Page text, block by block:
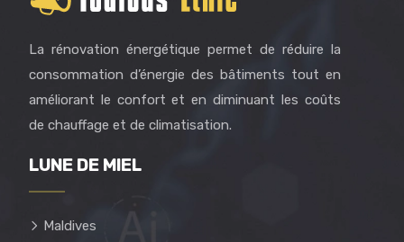
La rénovation énergétique permet de réduire la
consommation d’énergie des bâtiments tout en
améliorant le confort et en diminuant les coûts
de chauffage et de climatisation.
LUNE DE MIEL
Maldives